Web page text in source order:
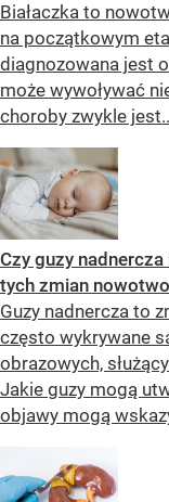
Białaczka to
na początkowym
diagnozowana jest
może wywoływać
choroby zwykle
Czy guzy
tych zmian
Guzy nadnercza to
często wykrywane
obrazowych,
Jakie guzy mogą
objawy mogą